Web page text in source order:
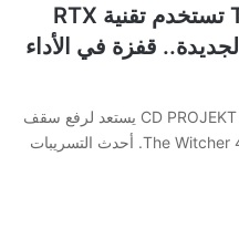
لعبة The Witcher 4 تستخدم تقنية RTX
Mega Geometry الجديدة.. قفزة في الأداء
يبدو أن المطور البولندي CD PROJEKT RED يستعد لرفع سقف
التوقعات في لعبته المنتظرة The Witcher 4. أحدث التسريبات